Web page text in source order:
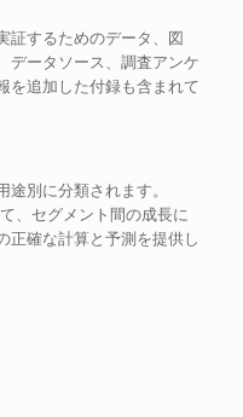
証するためのデータ、図
データソース、調査アンケ
を追加した付録も含まれて
別に分類されます。
、セグメント間の成長に
正確な計算と予測を提供し